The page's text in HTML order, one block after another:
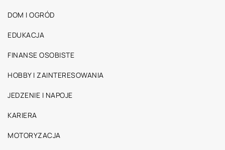
DOM I OGRÓD
EDUKACJA
FINANSE OSOBISTE
HOBBY I ZAINTERESOWANIA
JEDZENIE I NAPOJE
KARIERA
MOTORYZACJA